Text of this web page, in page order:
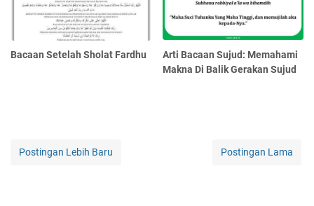
Bacaan Setelah Sholat Fardhu
Arti Bacaan Sujud: Memahami
Makna Di Balik Gerakan Sujud
Postingan Lebih Baru Postingan Lama